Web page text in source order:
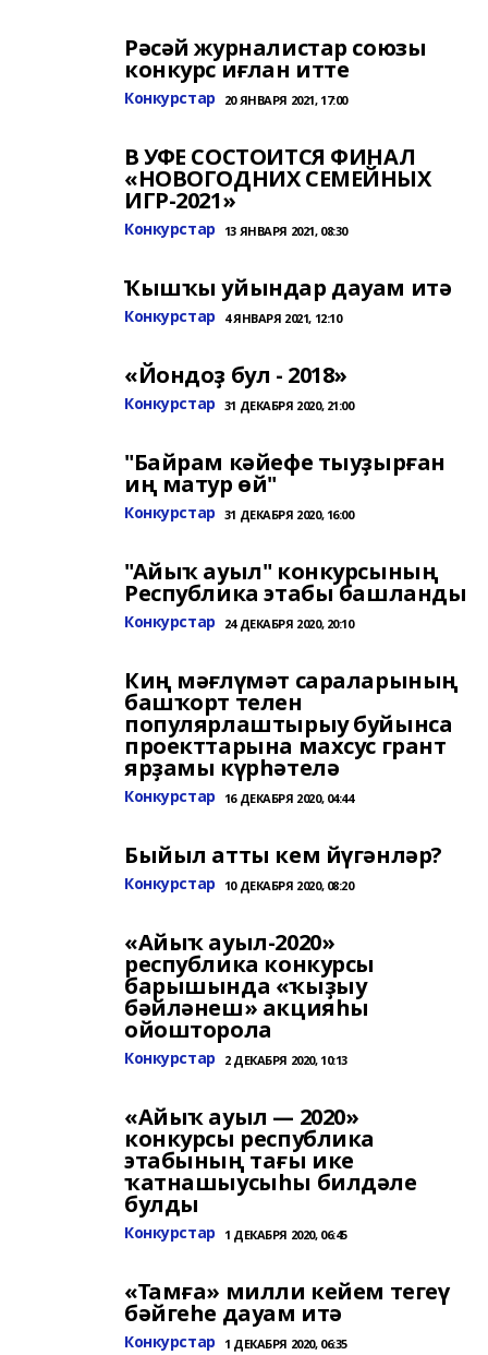
Рәсәй журналистар союзы
конкурс иғлан итте
Конкурстар 20 ЯНВАРЯ 2021, 17:00
В УФЕ СОСТОИТСЯ ФИНАЛ
«НОВОГОДНИХ СЕМЕЙНЫХ
ИГР-2021»
Конкурстар 13 ЯНВАРЯ 2021, 08:30
Ҡышҡы уйындар дауам итә
Конкурстар 4 ЯНВАРЯ 2021, 12:10
«Йондоҙ бул - 2018»
Конкурстар 31 ДЕКАБРЯ 2020, 21:00
"Байрам кәйефе тыуҙырған
иң матур өй"
Конкурстар 31 ДЕКАБРЯ 2020, 16:00
"Айыҡ ауыл" конкурсының
Республика этабы башланды
Конкурстар 24 ДЕКАБРЯ 2020, 20:10
Киң мәғлүмәт сараларының
башҡорт телен
популярлаштырыу буйынса
проекттарына махсус грант
ярҙамы күрһәтелә
Конкурстар 16 ДЕКАБРЯ 2020, 04:44
Быйыл атты кем йүгәнләр?
Конкурстар 10 ДЕКАБРЯ 2020, 08:20
«Айыҡ ауыл-2020»
республика конкурсы
барышында «ҡыҙыу
бәйләнеш» акцияһы
ойошторола
Конкурстар 2 ДЕКАБРЯ 2020, 10:13
«Айыҡ ауыл — 2020»
конкурсы республика
этабының тағы ике
ҡатнашыусыһы билдәле
булды
Конкурстар 1 ДЕКАБРЯ 2020, 06:45
«Тамға» милли кейем тегеү
бәйгеһе дауам итә
Конкурстар 1 ДЕКАБРЯ 2020, 06:35